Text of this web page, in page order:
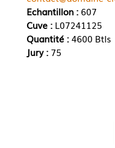
Echantillon :607
Cuve : L07241125
Quantité :4600 Btls
Jury : 75